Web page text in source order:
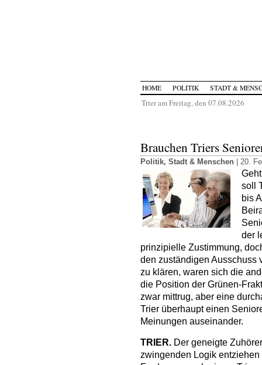
HOME POLITIK STADT &
Trier am Freitag, den 07.08.2026
Brauchen Triers
Politik, Stadt & Menschen | 20.
soll
bis
der
prinzipielle Zustimmung,
den zuständigen Ausschuss
zu klären, waren sich die
die Position der Grünen-
zwar mittrug, aber eine
Trier überhaupt einen
Meinungen auseinander.
TRIER. Der geneigte
zwingenden Logik